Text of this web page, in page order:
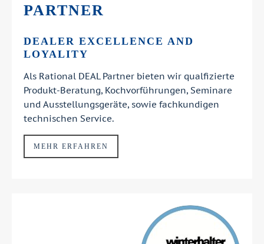
PARTNER
DEALER EXCELLENCE AND
LOYALITY
Als Rational DEAL Partner bieten wir qualfizierte
Produkt-Beratung, Kochvorführungen, Seminare
und Ausstellungsgeräte, sowie fachkundigen
technischen Service.
MEHR ERFAHREN